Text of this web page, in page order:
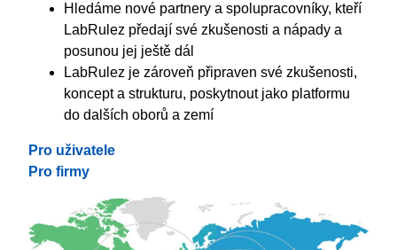
Hledáme nové partnery a spolupracovníky, kteří
LabRulez předají své zkušenosti a nápady a
posunou jej ještě dál
LabRulez je zároveň připraven své zkušenosti,
koncept a strukturu, poskytnout jako platformu
do dalších oborů a zemí
Pro uživatele
Pro firmy